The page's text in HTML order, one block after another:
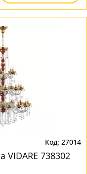
27014
VIDARE 738302